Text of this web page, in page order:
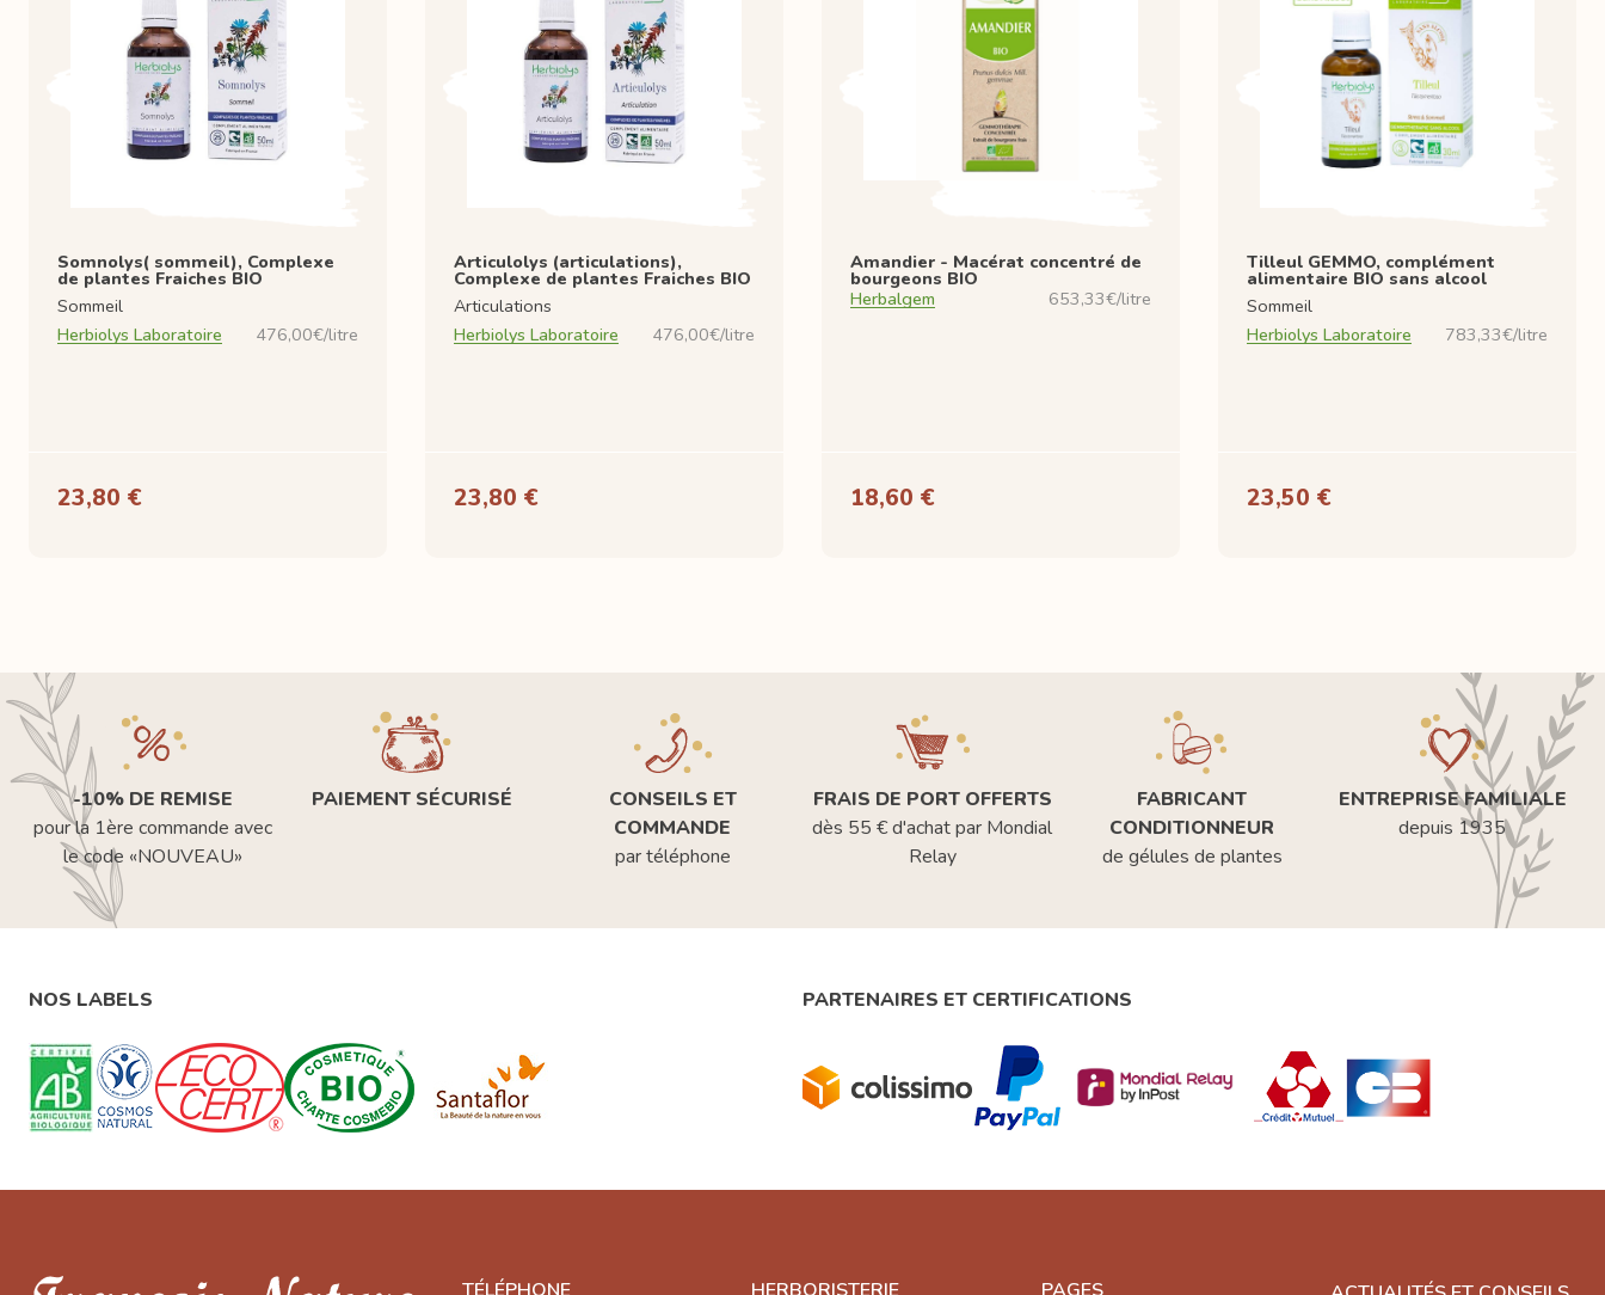
Somnolys( sommeil), Complexe
de plantes Fraiches BIO
Sommeil
Herbiolys Laboratoire
476,00€/litre
23,80 €
Articulolys (articulations),
Complexe de plantes Fraiches BIO
Articulations
Herbiolys Laboratoire
476,00€/litre
23,80 €
Amandier - Macérat concentré de
bourgeons BIO
Herbalgem
653,33€/litre
18,60 €
Tilleul GEMMO, complément
alimentaire BIO sans alcool
Sommeil
Herbiolys Laboratoire
783,33€/litre
23,50 €
-10% DE REMISE
pour la 1ère commande avec
le code «NOUVEAU»
PAIEMENT SÉCURISÉ
CONSEILS ET
COMMANDE
par téléphone
FRAIS DE PORT OFFERTS
dès 55 € d'achat par Mondial
Relay
FABRICANT
CONDITIONNEUR
de gélules de plantes
ENTREPRISE FAMILIALE
depuis 1935
NOS LABELS PARTENAIRES ET CERTIFICATIONS